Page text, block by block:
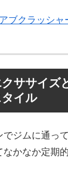
アブクラッシャ
ササイズ
イル
ジムに通っ
なかなか定期